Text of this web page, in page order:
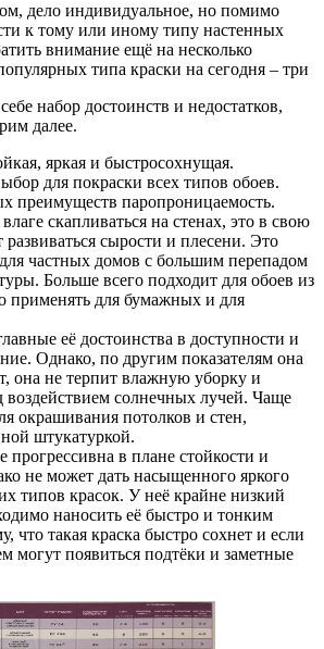
дело индивидуальное, но помимо
к тому или иному типу настенных
внимание ещё на несколько
типа краски на сегодня – три
набор достоинств и недостатков,
далее.
яркая и быстросохнущая.
для покраски всех типов обоев.
преимуществ паропроницаемость.
скапливаться на стенах, это в свою
развиваться сырости и плесени. Это
частных домов с большим перепадом
Больше всего подходит для обоев из
применять для бумажных и для
её достоинства в доступности и
Однако, по другим показателям она
она не терпит влажную уборку и
воздействием солнечных лучей. Чаще
окрашивания потолков и стен,
штукатуркой.
прогрессивна в плане стойкости и
не может дать насыщенного яркого
типов красок. У неё крайне низкий
наносить её быстро и тонким
что такая краска быстро сохнет и если
могут появиться подтёки и заметные